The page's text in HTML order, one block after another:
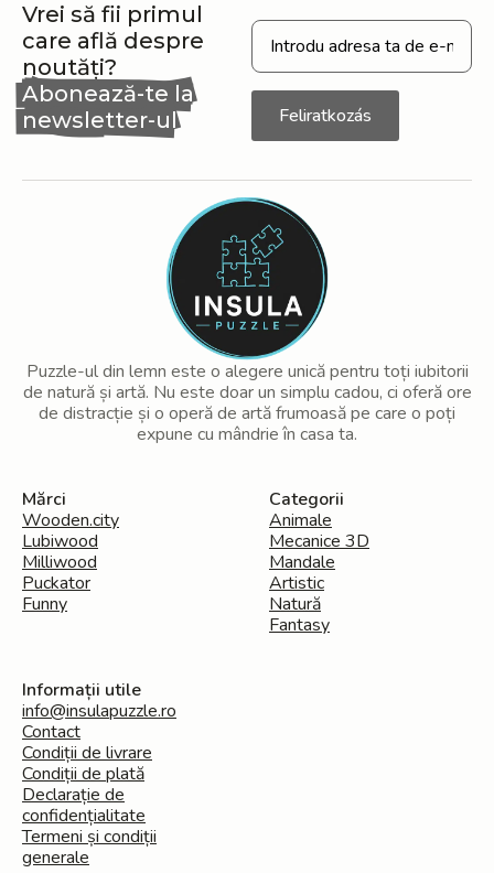
Vrei să fii primul
care află despre
noutăți?
Abonează-te la
newsletter-ul
nostru
Feliratkozás
Puzzle-ul din lemn este o alegere unică pentru toți iubitorii
de natură și artă. Nu este doar un simplu cadou, ci oferă ore
de distracție și o operă de artă frumoasă pe care o poți
expune cu mândrie în casa ta.
Mărci
Wooden.city
Lubiwood
Milliwood
Puckator
Funny
Categorii
Animale
Mecanice 3D
Mandale
Artistic
Natură
Fantasy
Informații utile
info@insulapuzzle.ro
Contact
Condiții de livrare
Condiții de plată
Declarație de
confidențialitate
Termeni și condiții
generale